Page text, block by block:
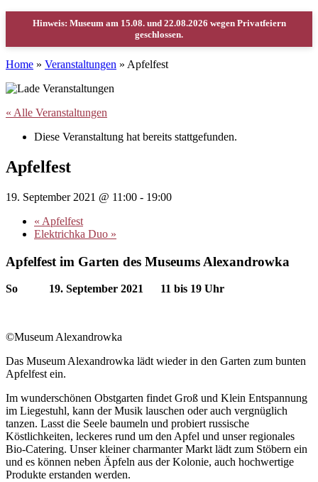
Home » Veranstaltungen » Apfelfest
« Alle Veranstaltungen
Diese Veranstaltung hat bereits stattgefunden.
Apfelfest
19. September 2021 @ 11:00 - 19:00
« Apfelfest
Elektrichka Duo »
Apfelfest im Garten des Museums Alexandrowka
So 19. September 2021 11 bis 19 Uhr
©Museum Alexandrowka
Das Museum Alexandrowka lädt wieder in den Garten zum bunten
Apfelfest ein.
Im wunderschönen Obstgarten findet Groß und Klein Entspannung
im Liegestuhl, kann der Musik lauschen oder auch vergnüglich
tanzen. Lasst die Seele baumeln und probiert russische
Köstlichkeiten, leckeres rund um den Apfel und unser regionales
Bio-Catering. Unser kleiner charmanter Markt lädt zum Stöbern ein
und es können neben Äpfeln aus der Kolonie, auch hochwertige
Produkte erstanden werden.